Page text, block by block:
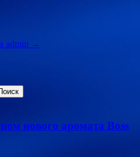
admin →
нового аромата Boss